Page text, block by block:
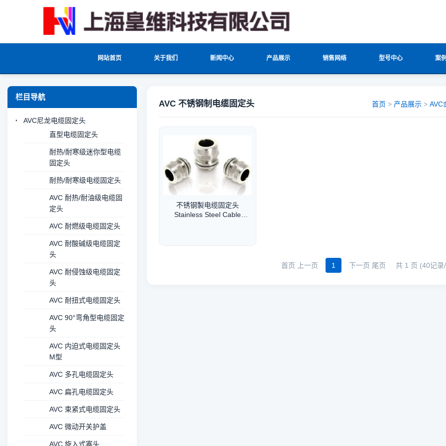
网站首页 关于我们 新闻中心 产品展示 销售网络 型号中心 案
栏目导航
AVC尼龙电缆固定头
直型电缆固定头
耐热/耐寒级迷你型电缆
固定头
耐热/耐寒级电缆固定头
AVC 耐热/耐油级电缆固
定头
AVC 耐燃级电缆固定头
AVC 耐酸碱级电缆固定
头
AVC 耐侵蚀级电缆固定
头
AVC 耐扭式电缆固定头
AVC 90°弯角型电缆固定
头
AVC 内迫式电缆固定头
M型
AVC 多孔电缆固定头
AVC 扁孔电缆固定头
AVC 束紧式电缆固定头
AVC 微动开关护盖
AVC 旋入式塞头
AVC 不锈钢制电缆固定头 首页 > 产品展示 > AVC
不锈钢製电缆固定头
Stainless Steel Cable
首页 上一页 1 下一页 尾页 共 1 页 (40记录